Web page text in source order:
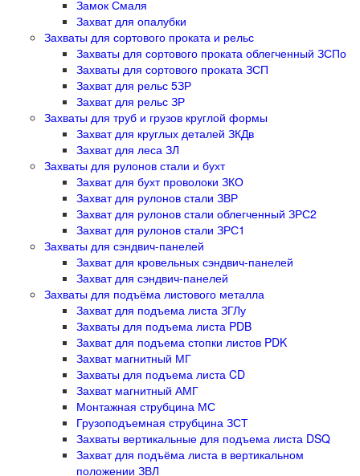
Замок Смаля
Захват для опалубки
Захваты для сортового проката и рельс
Захваты для сортового проката облегченный ЗСПо
Захваты для сортового проката ЗСП
Захват для рельс 5ЗР
Захват для рельс ЗР
Захваты для труб и грузов круглой формы
Захват для круглых деталей ЗКДв
Захват для леса ЗЛ
Захваты для рулонов стали и бухт
Захват для бухт проволоки ЗКО
Захват для рулонов стали ЗВР
Захват для рулонов стали облегченный ЗРС2
Захват для рулонов стали ЗРС1
Захваты для сэндвич-панелей
Захват для кровельных сэндвич-панелей
Захват для сэндвич-панелей
Захваты для подъёма листового металла
Захват для подъема листа ЗГЛу
Захваты для подъема листа PDB
Захват для подъема стопки листов PDK
Захват магнитный МГ
Захваты для подъема листа CD
Захват магнитный АМГ
Монтажная струбцина МС
Грузоподъемная струбцина ЗСТ
Захваты вертикальные для подъема листа DSQ
Захват для подъёма листа в вертикальном
положении ЗВЛ